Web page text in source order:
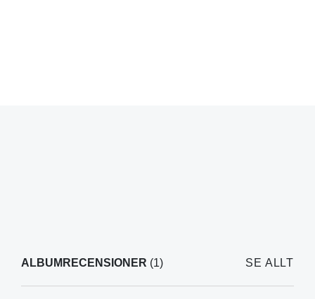
ALBUMRECENSIONER (1) SE ALLT